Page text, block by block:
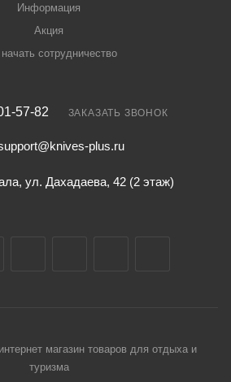
Информация
Акция
начать сотрудничество
57-82 ЗАКАЗАТЬ ЗВОНОК
plus.ru
ул. Дахадаева, 42 (2 этаж)
магазин товаров для отдыха и
туризма